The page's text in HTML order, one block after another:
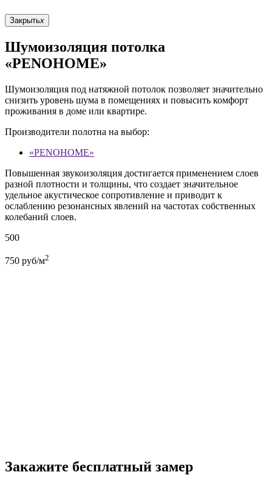
Закрытьx
Шумоизоляция потолка
«PENOHOME»
Шумоизоляция под натяжной потолок позволяет значительно
снизить уровень шума в помещениях и повысить комфорт
проживания в доме или квартире.
Производители полотна на выбор:
«PENOHOME»
Повышенная звукоизоляция достигается применением слоев
разной плотности и толщины, что создает значительное
удельное акустическое сопротивление и приводит к
ослаблению резонансных явлений на частотах собственных
колебаний слоев.
500
750 руб/м2
Закажите бесплатный замер